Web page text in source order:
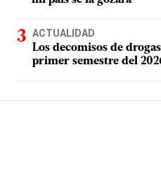
ACTUALIDAD
Los decomisos de
primer semestre del